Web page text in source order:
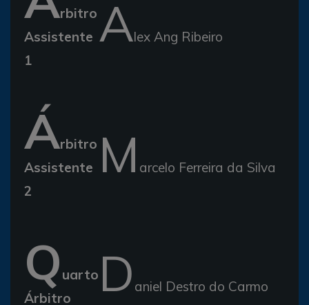
rbitro
Assistente
1
Alex Ang Ribeiro
Árbitro
Assistente
2
M arcelo Ferreira da Silva
Q uarto
Árbitro
D aniel Destro do Carmo